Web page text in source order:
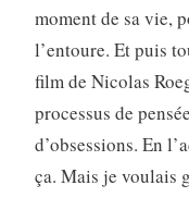
moment de sa vie,
l’entoure. Et puis
film de Nicolas
processus de
d’obsessions. En
ça. Mais je voulais